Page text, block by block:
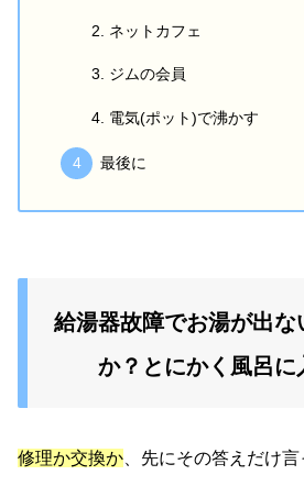
ネットカフェ
ジムの会員
電気(ポット)で沸かす
最後に
給湯器故障でお湯が出な
か？とにかく風呂に
修理か交換か 、先にその答えだけ言